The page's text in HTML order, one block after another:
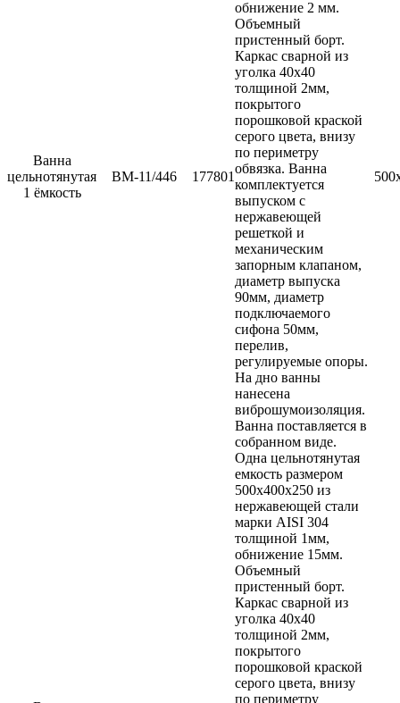
Тестораскаточные машины
Фасовочно-упаковочное оборудование
Оборудование для общественных санузлов и
Диспенсеры
Дозаторы для жидкого мыла
Расходные материалы
Смесители и душирующие устройства
Сушильные машины
Гладильное оборудование
Воздухоочистительные установки
Профессиональные моющие средства
Ванна
цельнотянутая
1 ёмкость
ВМ-11/446 177801
обнижение 2 мм.
Объемный
пристенный борт.
Каркас сварной из
уголка 40х40
толщиной 2мм,
покрытого
порошковой краской
серого цвета, внизу
по периметру
обвязка. Ванна
комплектуется
выпуском с
нержавеющей
решеткой и
механическим
запорным клапаном,
диаметр выпуска
90мм, диаметр
подключаемого
сифона 50мм,
перелив,
регулируемые опоры.
На дно ванны
нанесена
виброшумоизоляция.
Ванна поставляется в
собранном виде.
Одна цельнотянутая
емкость размером
500х400х250 из
нержавеющей стали
марки AISI 304
толщиной 1мм,
обнижение 15мм.
Объемный
пристенный борт.
Каркас сварной из
уголка 40х40
толщиной 2мм,
покрытого
порошковой краской
серого цвета, внизу
по периметру